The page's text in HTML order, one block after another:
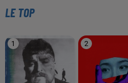
LE TOP
1 2